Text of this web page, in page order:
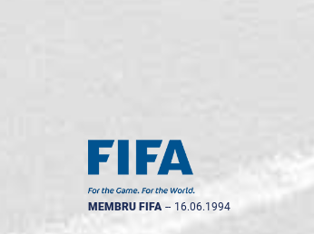
MEMBRU FIFA -- 16.06.1994